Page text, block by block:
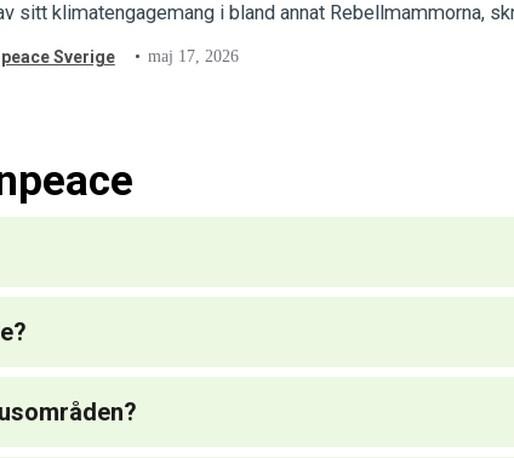
sitt klimatengagemang i bland annat Rebellmammorna,
Sverige maj 17, 2026